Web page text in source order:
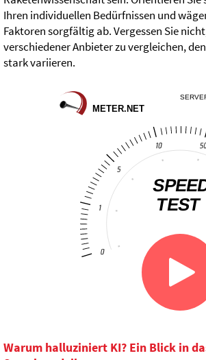
Ihren individuellen Bedürfnissen und
Faktoren sorgfältig ab. Vergessen Sie
verschiedener Anbieter zu vergleichen,
stark variieren.
Warum halluziniert KI? Ein Blick in